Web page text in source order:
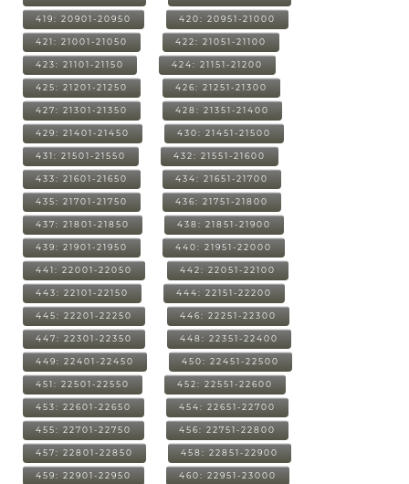
419: 20901-20950 420: 20951-21000
421: 21001-21050 422: 21051-21100
423: 21101-21150 424: 21151-21200
425: 21201-21250 426: 21251-21300
427: 21301-21350 428: 21351-21400
429: 21401-21450 430: 21451-21500
431: 21501-21550 432: 21551-21600
433: 21601-21650 434: 21651-21700
435: 21701-21750 436: 21751-21800
437: 21801-21850 438: 21851-21900
439: 21901-21950 440: 21951-22000
441: 22001-22050 442: 22051-22100
443: 22101-22150 444: 22151-22200
445: 22201-22250 446: 22251-22300
447: 22301-22350 448: 22351-22400
449: 22401-22450 450: 22451-22500
451: 22501-22550 452: 22551-22600
453: 22601-22650 454: 22651-22700
455: 22701-22750 456: 22751-22800
457: 22801-22850 458: 22851-22900
459: 22901-22950 460: 22951-23000